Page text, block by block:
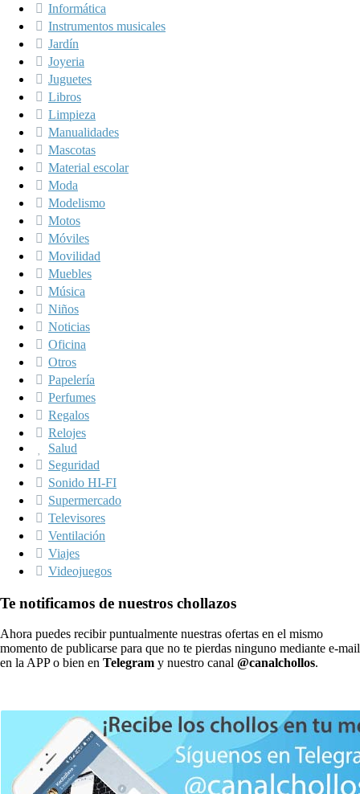
Informática
Instrumentos musicales
Jardín
Joyeria
Juguetes
Libros
Limpieza
Manualidades
Mascotas
Material escolar
Moda
Modelismo
Motos
Móviles
Movilidad
Muebles
Música
Niños
Noticias
Oficina
Otros
Papelería
Perfumes
Regalos
Relojes
Salud
Seguridad
Sonido HI-FI
Supermercado
Televisores
Ventilación
Viajes
Videojuegos
Te notificamos de nuestros chollazos
Ahora puedes recibir puntualmente nuestras ofertas en el mismo
momento de publicarse para que no te pierdas ninguno mediante e-mail
en la APP o bien en Telegram y nuestro canal @canalchollos.